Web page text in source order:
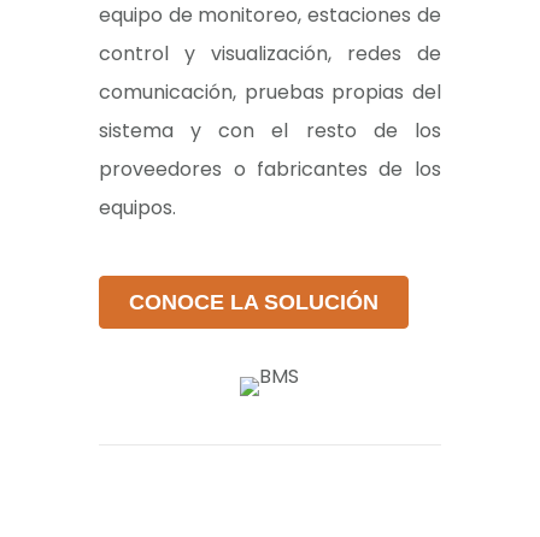
equipo de monitoreo, estaciones de
control y visualización, redes de
comunicación, pruebas propias del
sistema y con el resto de los
proveedores o fabricantes de los
equipos.
CONOCE LA SOLUCIÓN